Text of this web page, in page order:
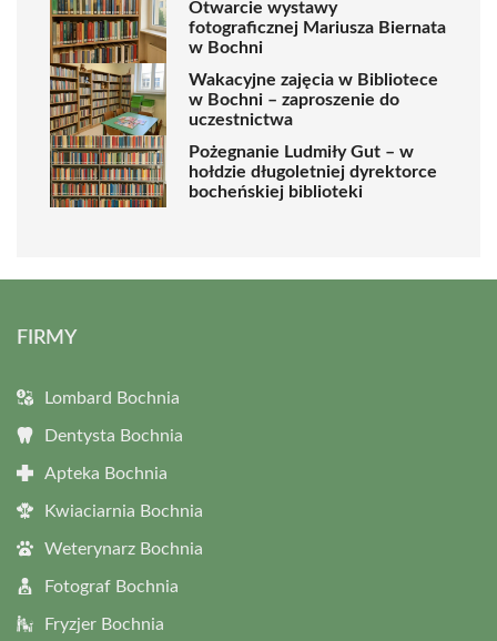
Otwarcie wystawy
fotograficznej Mariusza Biernata
w Bochni
Wakacyjne zajęcia w Bibliotece
w Bochni – zaproszenie do
uczestnictwa
Pożegnanie Ludmiły Gut – w
hołdzie długoletniej dyrektorce
bocheńskiej biblioteki
FIRMY
Lombard Bochnia
Dentysta Bochnia
Apteka Bochnia
Kwiaciarnia Bochnia
Weterynarz Bochnia
Fotograf Bochnia
Fryzjer Bochnia